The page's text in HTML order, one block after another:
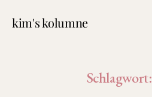
kim's kolumne
Schlagwort: